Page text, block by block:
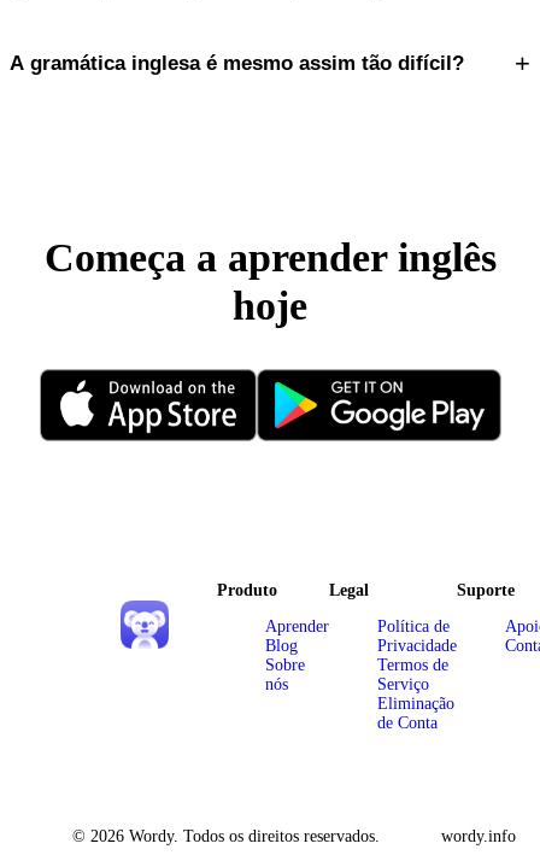
A gramática inglesa é mesmo assim tão difícil? +
Começa a aprender inglês
hoje
Produto
Aprender
Blog
Sobre
nós
Legal
Política de
Privacidade
Termos de
Serviço
Eliminação
de Conta
Suporte
© 2026 Wordy. Todos os direitos reservados. wordy.info